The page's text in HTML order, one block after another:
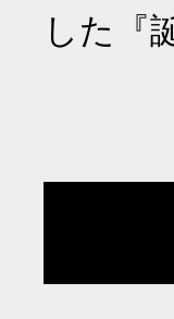
した『